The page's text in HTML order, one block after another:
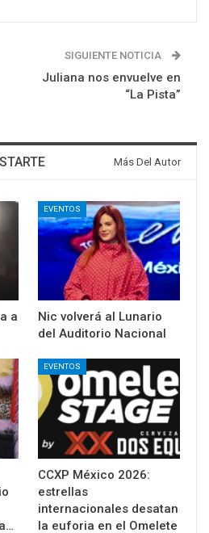
SIGUIENTE NOTICIA
Juliana nos envuelve en
“La Pista”
Más Del Autor
a
EVENTOS
Nic volverá al Lunario
del Auditorio Nacional
EVENTOS
CCXP México 2026:
estrellas
internacionales desatan
la euforia en el Omelete